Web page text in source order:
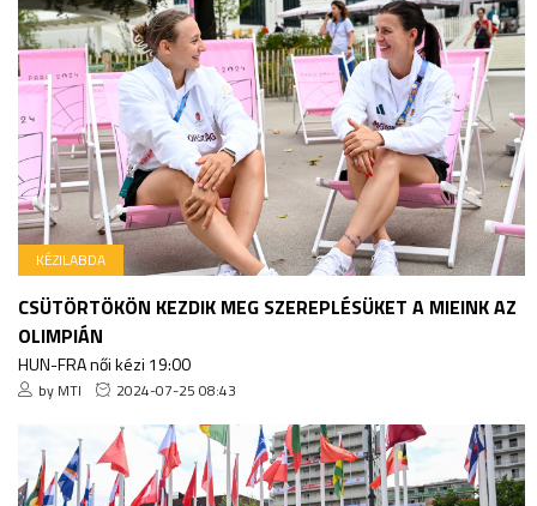
KÉZILABDA
CSÜTÖRTÖKÖN KEZDIK MEG SZEREPLÉSÜKET A MIEINK AZ
OLIMPIÁN
HUN-FRA női kézi 19:00
by MTI 2024-07-25 08:43